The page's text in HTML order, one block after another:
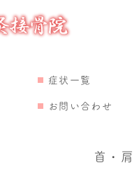
症状一覧
お問い合わせ
首・肩